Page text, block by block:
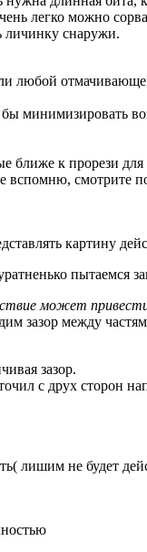
легко можно
личинку снаружи.
любой
минимизировать
ближе к прорези
смотрите
картину
пытаемся
может
зазор между
зазор.
с друх сторон
лишим не будет